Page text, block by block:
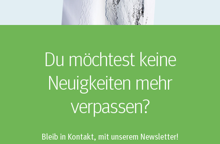
Du möchtest keine
Neuigkeiten mehr
verpassen?
Bleib in Kontakt, mit unserem Newsletter!